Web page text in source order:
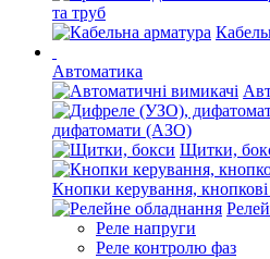
та труб
Автоматика
дифатомати (АЗО)
Щитки,
Кнопки керування,
Реле напруги
Реле контролю фаз